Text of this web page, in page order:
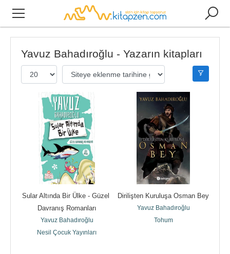
Yavuz Bahadıroğlu - Yazarın kitapları
Sular Altında Bir Ülke - Güzel
Davranış Romanları
Yavuz Bahadıroğlu
Nesil Çocuk Yayınları
Dirilişten Kuruluşa Osman Bey
Yavuz Bahadıroğlu
Tohum